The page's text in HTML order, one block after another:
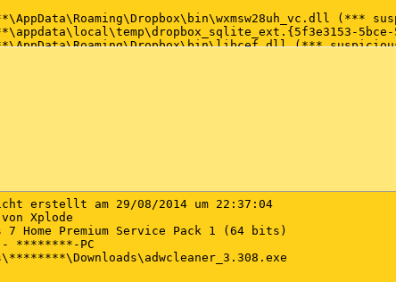
5bce-
(***
----
erstellt am 29/08/2014 um 22:37:04
Xplode
7 Home Premium Service Pack 1 (64 bits)
- ********-PC